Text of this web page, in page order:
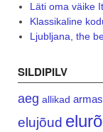
Läti oma väike
Klassikaline
Ljubljana, the
SILDIPILV
aeg allikad
elujõud